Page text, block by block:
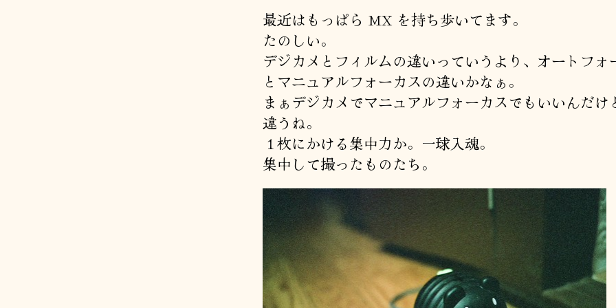
最近はもっぱら MX を持ち歩いてます。
たのしい。
デジカメとフィルムの違いっていうより、オートフォ
とマニュアルフォーカスの違いかなぁ。
まぁデジカメでマニュアルフォーカスでもいいんだけ
違うね。
１枚にかける集中力か。一球入魂。
集中して撮ったものたち。